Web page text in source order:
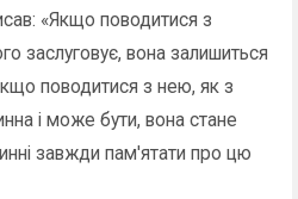
«Якщо поводитися з
заслуговує, вона залишиться
поводитися з нею, як з
і може бути, вона стане
завжди пам'ятати про цю